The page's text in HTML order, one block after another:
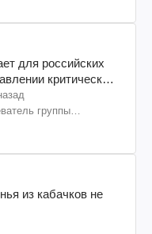
для российских
критический
группы
из кабачков не